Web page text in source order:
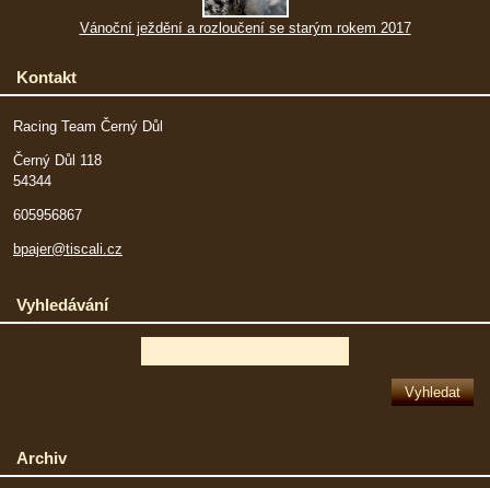
Vánoční ježdění a rozloučení se starým rokem 2017
Kontakt
Racing Team Černý Důl
Černý Důl 118
54344
605956867
bpajer@tiscali.cz
Vyhledávání
Archiv